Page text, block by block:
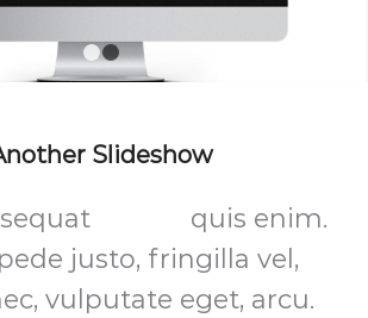
Slideshow
quis enim.
justo, fringilla vel,
vulputate eget, arcu.